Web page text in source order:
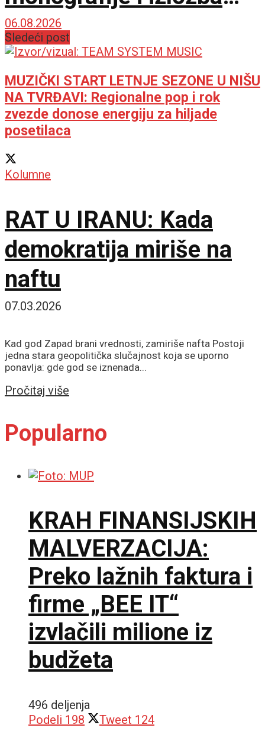
„Italija kakvu još niste
upoznali“ u Požarevcu
06.08.2026
Sledeći post
MUZIČKI START LETNJE SEZONE U NIŠU
NA TVRĐAVI: Regionalne pop i rok
zvezde donose energiju za hiljade
posetilaca
Kolumne
RAT U IRANU: Kada
demokratija miriše na
naftu
07.03.2026
Kad god Zapad brani vrednosti, zamiriše nafta Postoji
jedna stara geopolitička slučajnost koja se uporno
ponavlja: gde god se iznenada...
Pročitaj više
Popularno
KRAH FINANSIJSKIH
MALVERZACIJA:
Preko lažnih faktura i
firme „BEE IT“
izvlačili milione iz
budžeta
496 deljenja
Podeli 198 Tweet 124